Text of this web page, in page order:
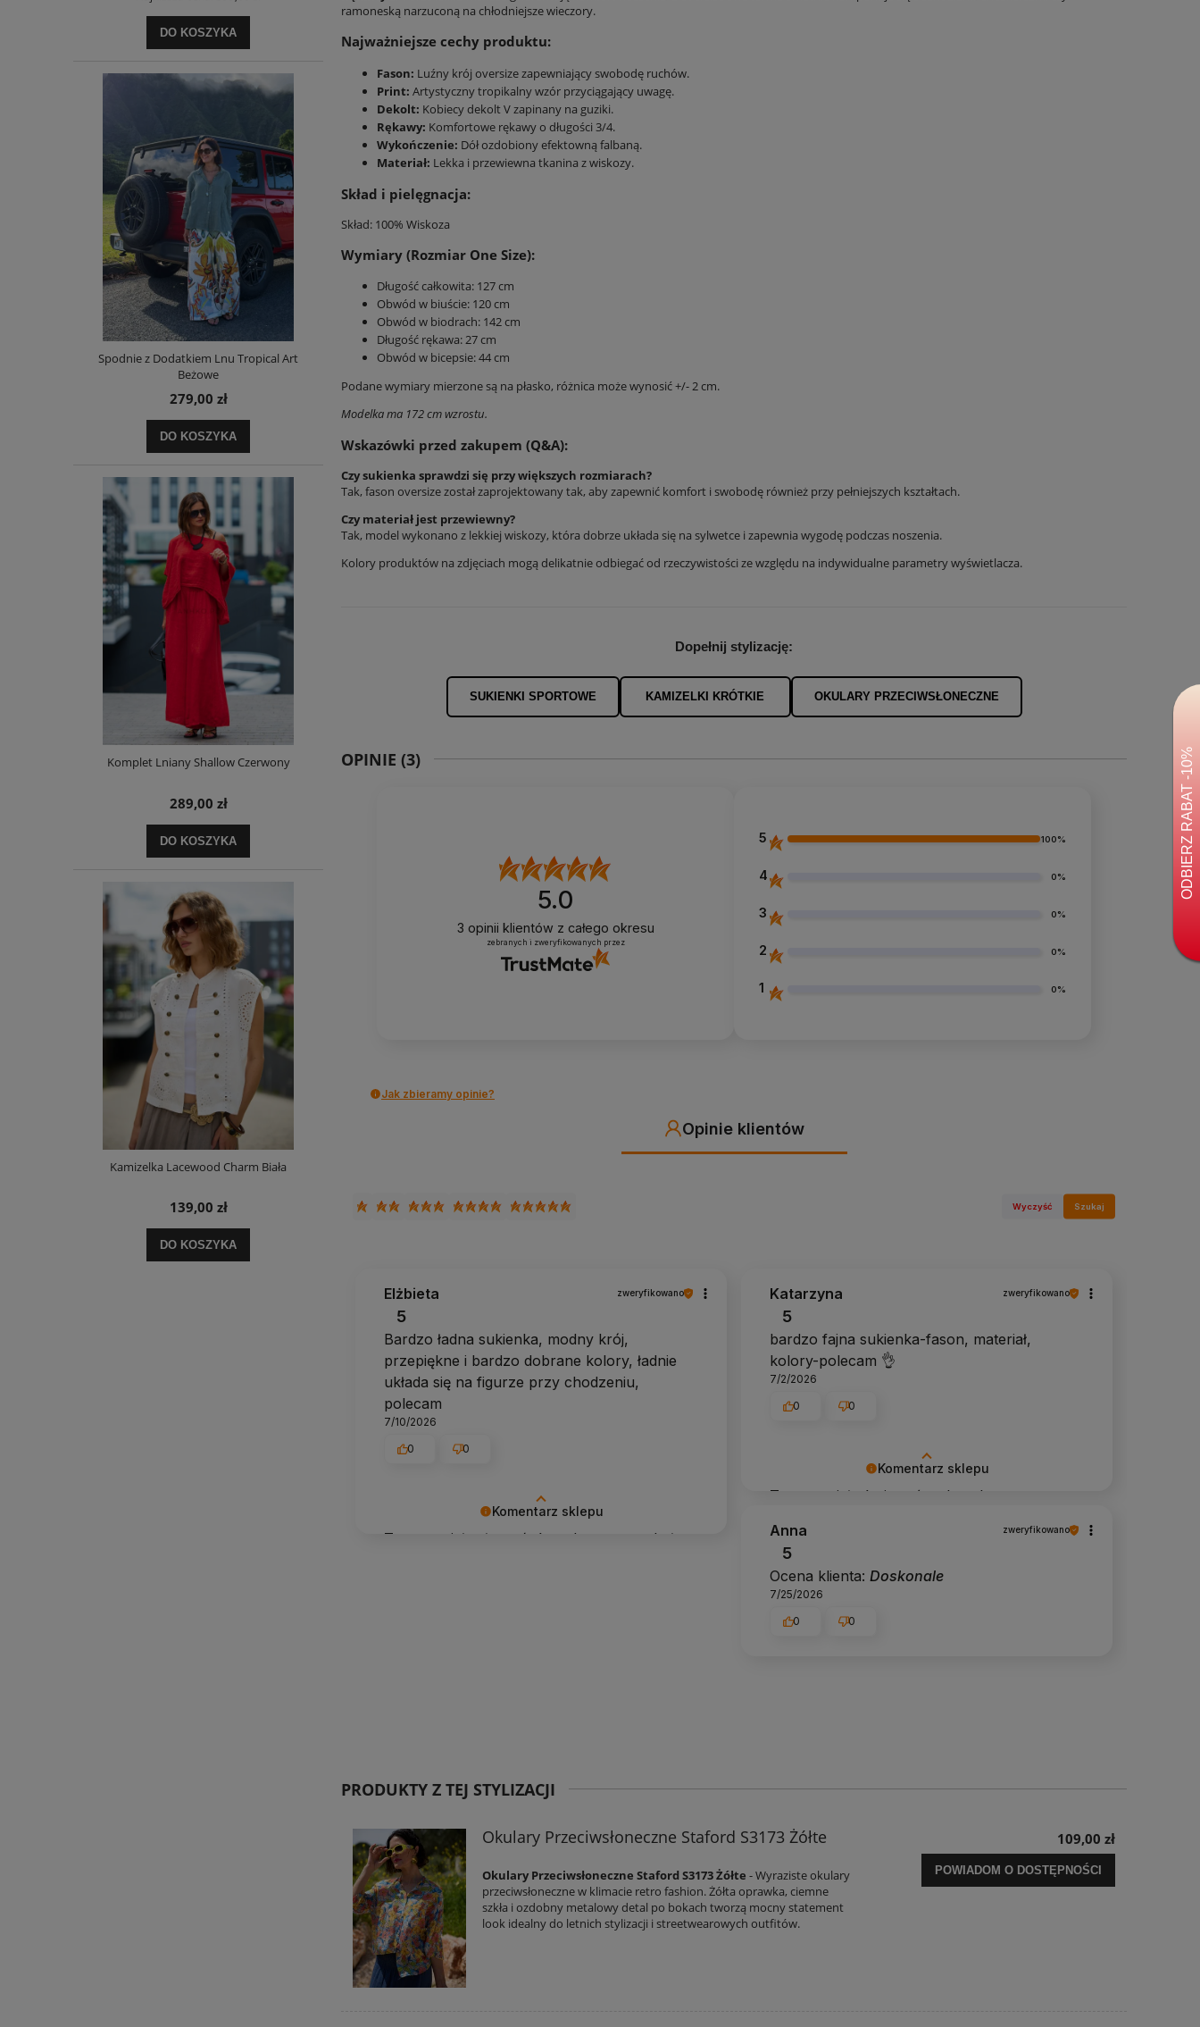
DO KOSZYKA
Spodnie z Dodatkiem Lnu Tropical Art
Beżowe
279,00 zł
DO KOSZYKA
Komplet Lniany Shallow Czerwony
289,00 zł
DO KOSZYKA
Kamizelka Lacewood Charm Biała
139,00 zł
DO KOSZYKA
ramoneską narzuconą na chłodniejsze wieczory.
Najważniejsze cechy produktu:
Fason: Luźny krój oversize zapewniający swobodę ruchów.
Print: Artystyczny tropikalny wzór przyciągający uwagę.
Dekolt: Kobiecy dekolt V zapinany na guziki.
Rękawy: Komfortowe rękawy o długości 3/4.
Wykończenie: Dół ozdobiony efektowną falbaną.
Materiał: Lekka i przewiewna tkanina z wiskozy.
Skład i pielęgnacja:
Skład: 100% Wiskoza
Wymiary (Rozmiar One Size):
Długość całkowita: 127 cm
Obwód w biuście: 120 cm
Obwód w biodrach: 142 cm
Długość rękawa: 27 cm
Obwód w bicepsie: 44 cm
Podane wymiary mierzone są na płasko, różnica może wynosić +/- 2 cm.
Modelka ma 172 cm wzrostu.
Wskazówki przed zakupem (Q&A):
Czy sukienka sprawdzi się przy większych rozmiarach?
Tak, fason oversize został zaprojektowany tak, aby zapewnić komfort i swobodę również przy pełniejszych kształtach.
Czy materiał jest przewiewny?
Tak, model wykonano z lekkiej wiskozy, która dobrze układa się na sylwetce i zapewnia wygodę podczas noszenia.
Kolory produktów na zdjęciach mogą delikatnie odbiegać od rzeczywistości ze względu na indywidualne parametry wyświetlacza.
Dopełnij stylizację:
SUKIENKI SPORTOWE KAMIZELKI KRÓTKIE OKULARY PRZECIWSŁONECZNE
OPINIE (3)
5.0
3 opinii klientów z całego okresu
zebranych i zweryfikowanych przez
5 100%
4 0%
3 0%
2 0%
1 0%
Jak zbieramy opinie?
Opinie klientów
Wyczyść Szukaj
Komentarz sklepu
To wspaniałe słyszeć, że zakupy u nas były
Elżbieta zweryfikowano
5
Bardzo ładna sukienka, modny krój,
przepiękne i bardzo dobrane kolory, ładnie
układa się na figurze przy chodzeniu,
polecam
7/10/2026
0 0
Komentarz sklepu
To wspaniałe że jesteś zadowolona z naszego
Katarzyna zweryfikowano
5
bardzo fajna sukienka-fason, materiał,
kolory-polecam 👌
7/2/2026
0 0
Anna zweryfikowano
5
Ocena klienta: Doskonale
7/25/2026
0 0
PRODUKTY Z TEJ STYLIZACJI
Okulary Przeciwsłoneczne Staford S3173 Żółte
Okulary Przeciwsłoneczne Staford S3173 Żółte - Wyraziste okulary
przeciwsłoneczne w klimacie retro fashion. Żółta oprawka, ciemne
szkła i ozdobny metalowy detal po bokach tworzą mocny statement
look idealny do letnich stylizacji i streetwearowych outfitów.
109,00 zł
POWIADOM O DOSTĘPNOŚCI